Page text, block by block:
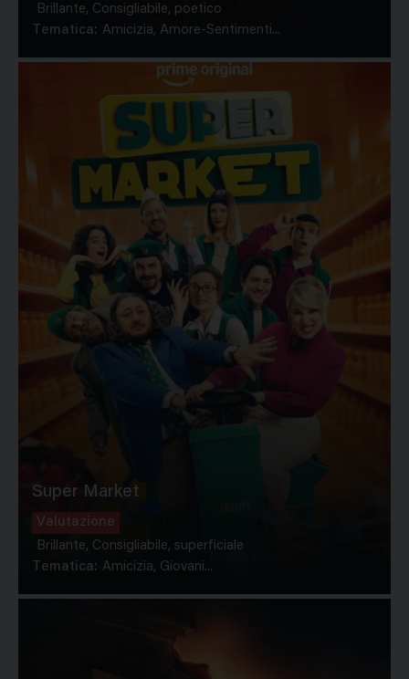
Brillante, Consigliabile, poetico
Tematica: Amicizia, Amore-Sentimenti...
Super Market
Valutazione
Brillante, Consigliabile, superficiale
Tematica: Amicizia, Giovani...